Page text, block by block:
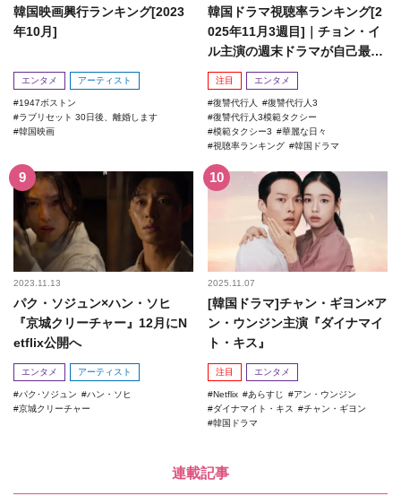
韓国映画興行ランキング[2023
年10月]
エンタメ アーティスト
1947ボストン
ラブリセット 30日後、離婚します
韓国映画
韓国ドラマ視聴率ランキング[2
025年11月3週目]｜チョン・イ
ル主演の週末ドラマが自己最高
記録を更新！
注目 エンタメ
復讐代行人
復讐代行人3
復讐代行人3模範タクシー
模範タクシー3
華麗な日々
視聴率ランキング
韓国ドラマ
2023.11.13
パク・ソジュン×ハン・ソヒ
『京城クリーチャー』12月にN
etflix公開へ
エンタメ アーティスト
パク･ソジュン
ハン・ソヒ
京城クリーチャー
2025.11.07
[韓国ドラマ]チャン・ギヨン×ア
ン・ウンジン主演『ダイナマイ
ト・キス』
注目 エンタメ
Netflix あらすじ
アン・ウンジン
ダイナマイト・キス
チャン・ギヨン
韓国ドラマ
連載記事